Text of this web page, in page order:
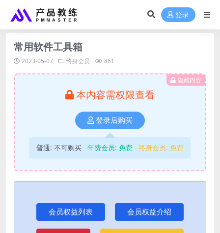
登录
常用软件工具箱
2023-05-07 终身会员 861
隐藏内容
本内容需权限查看
登录后购买
普通: 不可购买 年费会员: 免费 终身会员: 免费
会员权益列表 会员权益介绍